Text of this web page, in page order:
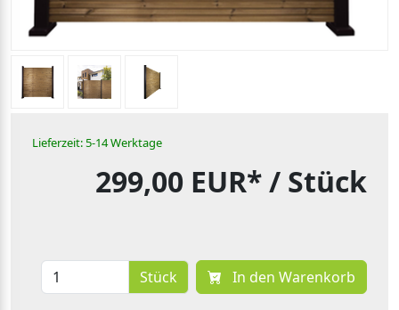
Lieferzeit: 5-14 Werktage
299,00 EUR*/ Stück
Stück In den Warenkorb